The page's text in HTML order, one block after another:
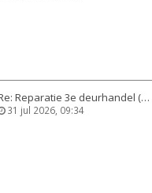
Reparatie 3e deurhandel (…
31 jul 2026, 09:34